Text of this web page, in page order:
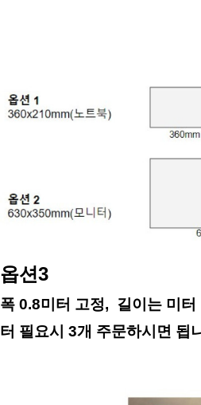
옵션3
폭 0.8미터 고정,  길이는 미터
터 필요시 3개 주문하시면 됩